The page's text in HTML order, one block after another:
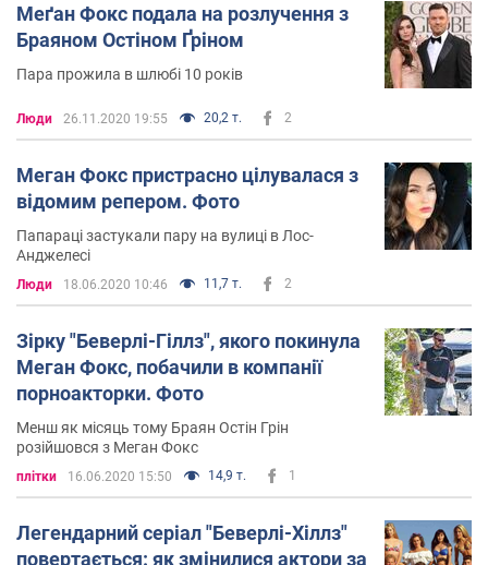
Меґан Фокс подала на розлучення з
Браяном Остіном Ґріном
Пара прожила в шлюбі 10 років
Люди 26.11.2020 19:55 20,2 т. 2
Меган Фокс пристрасно цілувалася з
відомим репером. Фото
Папараці застукали пару на вулиці в Лос-
Анджелесі
Люди 18.06.2020 10:46 11,7 т. 2
Зірку "Беверлі-Гіллз", якого покинула
Меган Фокс, побачили в компанії
порноакторки. Фото
Менш як місяць тому Браян Остін Грін
розійшовся з Меган Фокс
плітки 16.06.2020 15:50 14,9 т. 1
Легендарний серіал "Беверлі-Хіллз"
повертається: як змінилися актори за